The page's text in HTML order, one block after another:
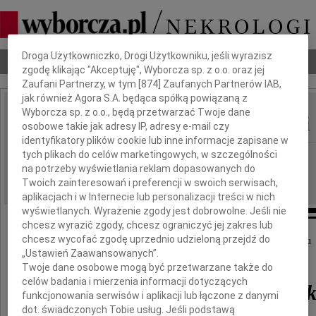
Nekrologi Odeszli Poradnik pogrzebowy
IMIĘ I NAZWISKO: Władysław Barcikowski
REGION: Poznań
DATA EMISJI: 03.04.2015
Z żalem informujemy, że 25 marca 2015 roku
Władysław
Dbamy o Twoją prywatność
Droga Użytkowniczko, Drogi Użytkowniku, jeśli wyrazisz
zgodę klikając "Akceptuję", Wyborcza sp. z o.o. oraz jej
Zaufani Partnerzy, w tym [874 ] Zaufanych Partnerów IAB,
jak również Agora S.A. będąca spółką powiązaną z
Wyborcza sp. z o.o., będą przetwarzać Twoje dane
osobowe takie jak adresy IP, adresy e-mail czy
identyfikatory plików cookie lub inne informacje zapisane w
tych plikach do celów marketingowych, w szczególności
na potrzeby wyświetlania reklam dopasowanych do
Twoich zainteresowań i preferencji w swoich serwisach,
aplikacjach i w Internecie lub personalizacji treści w nich
wyświetlanych. Wyrażenie zgody jest dobrowolne. Jeśli nie
chcesz wyrazić zgody, chcesz ograniczyć jej zakres lub
chcesz wycofać zgodę uprzednio udzieloną przejdź do
„Ustawień Zaawansowanych”.
Twoje dane osobowe mogą być przetwarzane także do
celów badania i mierzenia informacji dotyczących
funkcjonowania serwisów i aplikacji lub łączone z danymi
dot. świadczonych Tobie usług. Jeśli podstawą